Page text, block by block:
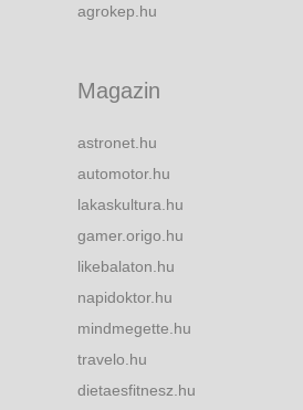
agrokep.hu
Magazin
astronet.hu
automotor.hu
lakaskultura.hu
gamer.origo.hu
likebalaton.hu
napidoktor.hu
mindmegette.hu
travelo.hu
dietaesfitnesz.hu